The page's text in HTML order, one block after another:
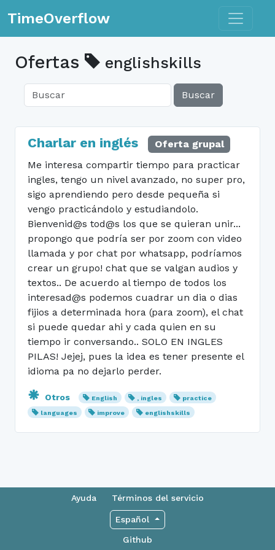
TimeOverflow Toggle
Ofertas englishskills
Buscar
Charlar en inglés
Oferta grupal
Me interesa compartir tiempo para practicar
ingles, tengo un nivel avanzado, no super pro,
sigo aprendiendo pero desde pequeña si
vengo practicándolo y estudiandolo.
Bienvenid@s tod@s los que se quieran unir...
propongo que podría ser por zoom con video
llamada y por chat por whatsapp, podríamos
crear un grupo! chat que se valgan audios y
textos.. De acuerdo al tiempo de todos los
interesad@s podemos cuadrar un dia o dias
fijios a determinada hora (para zoom), el chat
si puede quedar ahi y cada quien en su
tiempo ir conversando.. SOLO EN INGLES
PILAS! Jejej, pues la idea es tener presente el
idioma pa no dejarlo perder.
Otros English , ingles
practice
languages
improve englishskills
Ayuda Términos del servicio
Español
Github